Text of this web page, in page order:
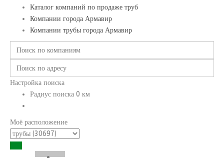
Каталог компаний по продаже труб
Компании города Армавир
Компании трубы города Армавир
Настройка поиска
Радиус поиска 0 км
Моё расположение